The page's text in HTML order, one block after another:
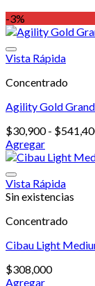
-3%
Vista Rápida
Concentrado
Agility Gold
$30,900 - $
Agregar
Este
tiene
múltiples
Las
se
elegir
Vista Rápida
Sin existencias
Concentrado
Cibau Light
$308,000
Agregar